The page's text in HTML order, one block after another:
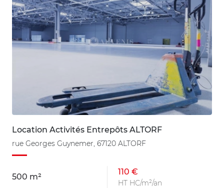
Location Activités Entrepôts ALTORF
rue Georges Guynemer, 67120 ALTORF
500 m²
110 €
HT HC/m²/an